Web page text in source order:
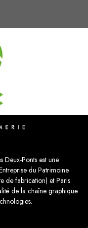
Deux-Ponts est une
du Patrimoine
de fabrication) et Paris
de la chaîne graphique